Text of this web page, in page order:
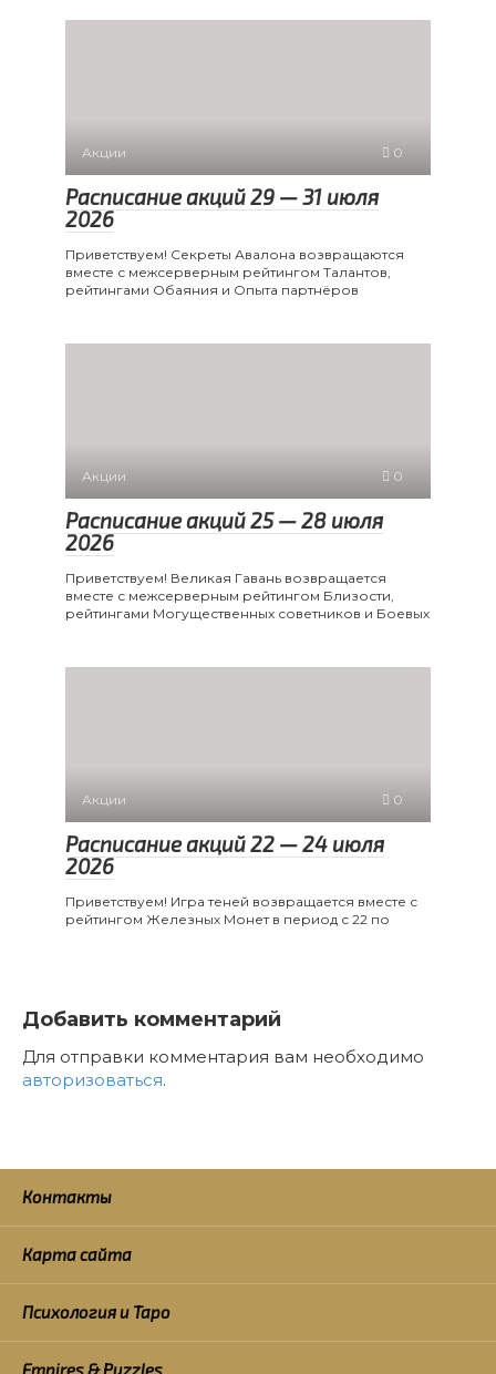
Акции 0
Расписание акций 29 — 31 июля
2026
Приветствуем! Секреты Авалона возвращаются
вместе с межсерверным рейтингом Талантов,
рейтингами Обаяния и Опыта партнёров
Акции 0
Расписание акций 25 — 28 июля
2026
Приветствуем! Великая Гавань возвращается
вместе с межсерверным рейтингом Близости,
рейтингами Могущественных советников и Боевых
Акции 0
Расписание акций 22 — 24 июля
2026
Приветствуем! Игра теней возвращается вместе с
рейтингом Железных Монет в период с 22 по
Добавить комментарий
Для отправки комментария вам необходимо
авторизоваться.
Контакты
Карта сайта
Психология и Таро
Empires & Puzzles